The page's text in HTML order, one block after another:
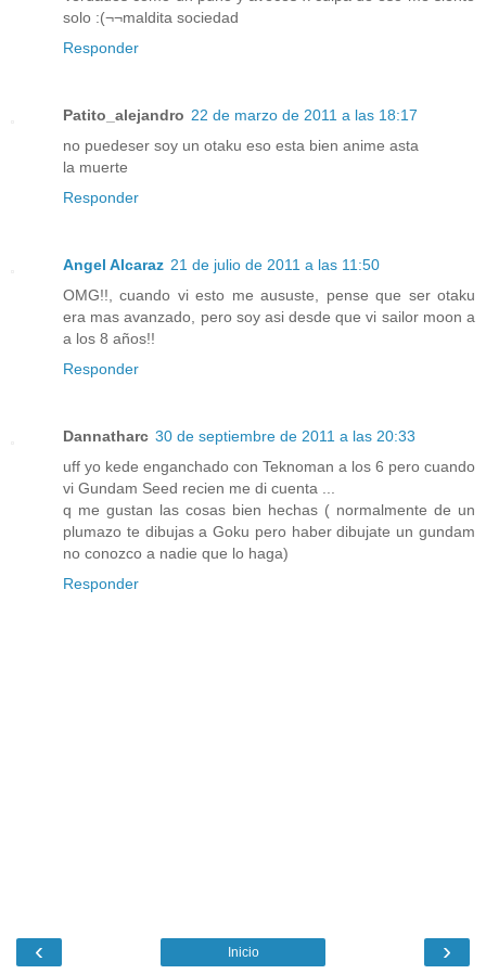
solo :(¬¬maldita sociedad
Responder
Patito_alejandro 22 de marzo de 2011 a las 18:17
no puedeser soy un otaku eso esta bien anime asta
la muerte
Responder
Angel Alcaraz 21 de julio de 2011 a las 11:50
OMG!!, cuando vi esto me aususte, pense que ser otaku
era mas avanzado, pero soy asi desde que vi sailor moon a
a los 8 años!!
Responder
Dannatharc 30 de septiembre de 2011 a las 20:33
uff yo kede enganchado con Teknoman a los 6 pero cuando
vi Gundam Seed recien me di cuenta ...
q me gustan las cosas bien hechas ( normalmente de un
plumazo te dibujas a Goku pero haber dibujate un gundam
no conozco a nadie que lo haga)
Responder
‹ ›
Inicio